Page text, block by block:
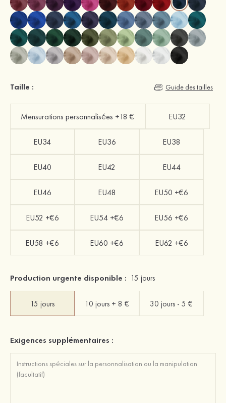
Taille : Guide des tailles
Mensurations personnalisées +18 € EU32
EU34 EU36 EU38
EU40 EU42 EU44
EU46 EU48 EU50 +€6
EU52 +€6 EU54 +€6 EU56 +€6
EU58 +€6 EU60 +€6 EU62 +€6
Production urgente disponible : 15 jours
15 jours 10 jours + 8 € 30 jours - 5 €
Exigences supplémentaires :